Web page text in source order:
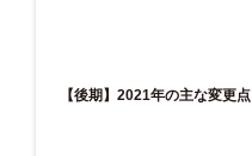
【後期】2021年の主な変更点